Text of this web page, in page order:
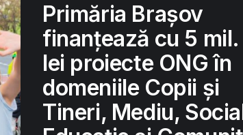
Primăria Brașov
finanțează cu 5 mil.
lei proiecte ONG în
domeniile Copii și
Tineri, Mediu,